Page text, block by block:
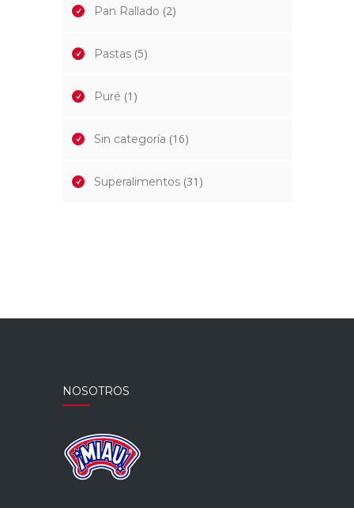
Pan Rallado (2)
Pastas (5)
Puré (1)
Sin categoría (16)
Superalimentos (31)
NOSOTROS